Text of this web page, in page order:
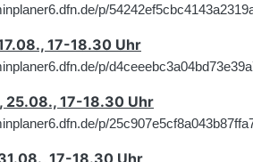
p/
17-18.30 Uhr
p/
25.08., 17-18.30 Uhr
p/
17-18.30 Uhr